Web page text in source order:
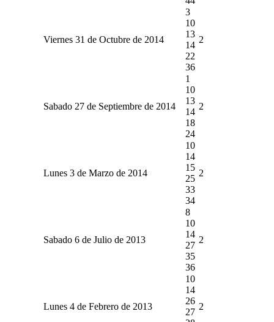
Viernes 31 de Octubre de 2014
3
10
13
14
22
36
2
Sabado 27 de Septiembre de 2014
1
10
13
14
18
24
2
Lunes 3 de Marzo de 2014
10
14
15
25
33
34
2
Sabado 6 de Julio de 2013
8
10
14
27
35
36
2
Lunes 4 de Febrero de 2013
10
14
26
27
2